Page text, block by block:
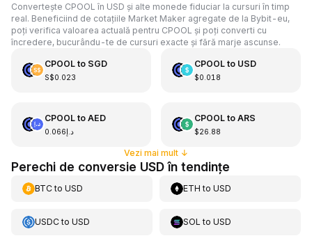
Convertește CPOOL în USD și alte monede fiduciar la cursuri în timp
real. Beneficiind de cotațiile Market Maker agregate de la Bybit-eu,
poți verifica valoarea actuală pentru CPOOL și poți converti cu
încredere, bucurându-te de cursuri exacte și fără marje ascunse.
CPOOLto SGD
S$0.023
CPOOLto USD
$0.018
CPOOLto AED
د.إ0.066
CPOOLto ARS
$26.88
Vezi mai mult↓
Perechi de conversie USD în tendințe
BTCto USD ETH toUSD
USDCto USD SOL toUSD